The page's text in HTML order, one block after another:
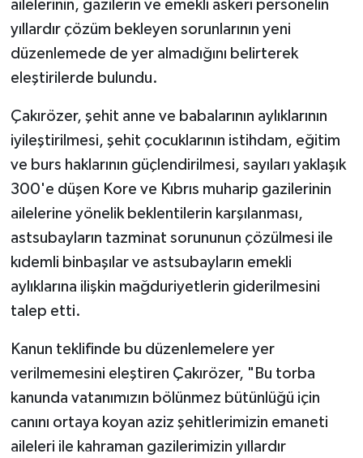
ailelerinin, gazilerin ve emekli askeri personelin
yıllardır çözüm bekleyen sorunlarının yeni
düzenlemede de yer almadığını belirterek
eleştirilerde bulundu.
Çakırözer, şehit anne ve babalarının aylıklarının
iyileştirilmesi, şehit çocuklarının istihdam, eğitim
ve burs haklarının güçlendirilmesi, sayıları yaklaşık
300'e düşen Kore ve Kıbrıs muharip gazilerinin
ailelerine yönelik beklentilerin karşılanması,
astsubayların tazminat sorununun çözülmesi ile
kıdemli binbaşılar ve astsubayların emekli
aylıklarına ilişkin mağduriyetlerin giderilmesini
talep etti.
Kanun teklifinde bu düzenlemelere yer
verilmemesini eleştiren Çakırözer, "Bu torba
kanunda vatanımızın bölünmez bütünlüğü için
canını ortaya koyan aziz şehitlerimizin emaneti
aileleri ile kahraman gazilerimizin yıllardır